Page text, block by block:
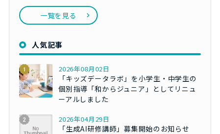
一覧を見る
人気記事
2026年08月02日
「キッズデータラボ」を小学生・中学生の
個別指導「和からジュニア」としてリニュ
ーアルしました
2026年04月29日
「生成AI研修講師」募集開始のお知らせ